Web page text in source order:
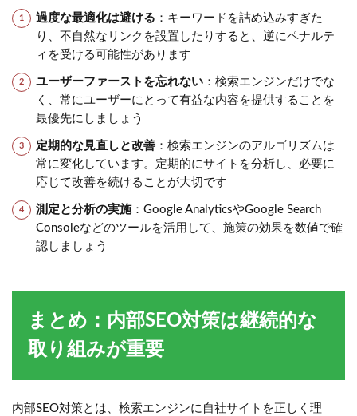
過度な最適化は避ける ：キーワードを詰め込みすぎた
り、不自然なリンクを設置したりすると、逆にペナルテ
ィを受ける可能性があります
ユーザーファーストを忘れない：検索エンジンだけでな
く、常にユーザーにとって有益な内容を提供することを
最優先にしましょう
定期的な見直しと改善：検索エンジンのアルゴリズムは
常に変化しています。定期的にサイトを分析し、必要に
応じて改善を続けることが大切です
測定と分析の実施：Google AnalyticsやGoogle Search
Consoleなどのツールを活用して、施策の効果を数値で確
認しましょう
まとめ：内部SEO対策は継続的な
取り組みが重要
内部SEO対策とは、検索エンジンに自社サイトを正しく理